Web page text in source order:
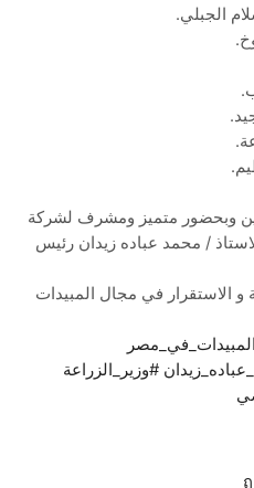
الجبلي.
وبحضور متميز ومشرف لشركة
/ محمد عباده زيدان رئيس
و الاستقرار في مجال المبيدات
#وزير_الزراعة